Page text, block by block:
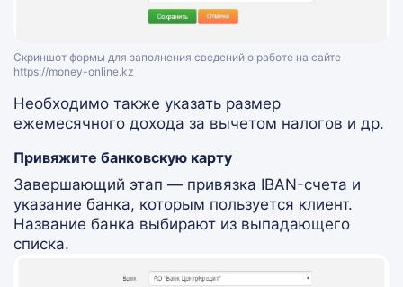
Скриншот формы для заполнения сведений о работе на сайте
https://money-online.kz
Необходимо также указать размер
ежемесячного дохода за вычетом налогов и др.
Привяжите банковскую карту
Завершающий этап — привязка IBAN-счета и
указание банка, которым пользуется клиент.
Название банка выбирают из выпадающего
списка.